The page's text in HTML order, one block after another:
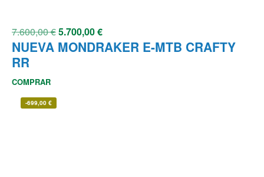
7.600,00€5.700,00€
NUEVA MONDRAKER E-MTB CRAFTY
RR
COMPRAR
-699,00 €